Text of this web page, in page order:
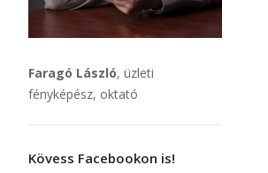
Faragó László, üzleti
fényképész, oktató
Kövess Facebookon is!